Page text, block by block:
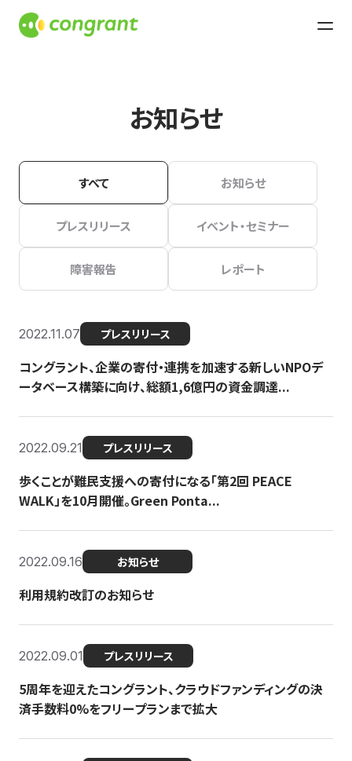
お知らせ
すべて お知らせ
プレスリリース イベント・セミナー
障害報告 レポート
2022.11.07 プレスリリース
コングラント、企業の寄付・連携を加速する新しいNPOデ
ータベース構築に向け、総額1,6億円の資金調達...
2022.09.21 プレスリリース
歩くことが難民支援への寄付になる「第2回 PEACE
WALK」を10月開催。Green Ponta...
2022.09.16 お知らせ
利用規約改訂のお知らせ
2022.09.01 プレスリリース
5周年を迎えたコングラント、クラウドファンディングの決
済手数料0%をフリープランまで拡大